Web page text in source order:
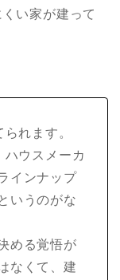
い家が建って
れます。
ハウスメーカ
インナップ
いうのがな
める覚悟が
なくて、建